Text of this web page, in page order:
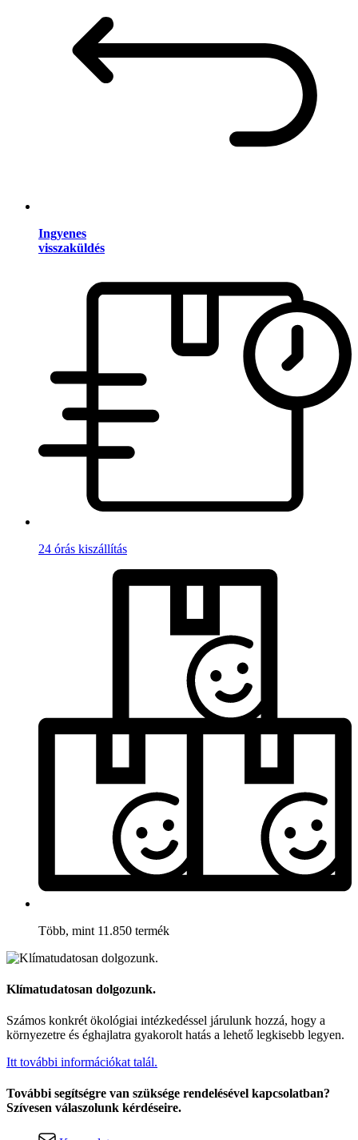
Ingyenes
visszaküldés
24 órás kiszállítás
Több, mint 11.850 termék
Klímatudatosan dolgozunk.
Számos konkrét ökológiai intézkedéssel járulunk hozzá, hogy a
környezetre és éghajlatra gyakorolt hatás a lehető legkisebb legyen.
Itt további információkat talál.
További segítségre van szüksége rendelésével kapcsolatban?
Szívesen válaszolunk kérdéseire.